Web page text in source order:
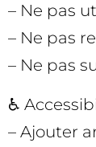
– Ne pas
– Ne pas
– Ne pas
♿
– Ajouter